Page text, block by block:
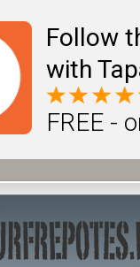
Follow
with
FREE -